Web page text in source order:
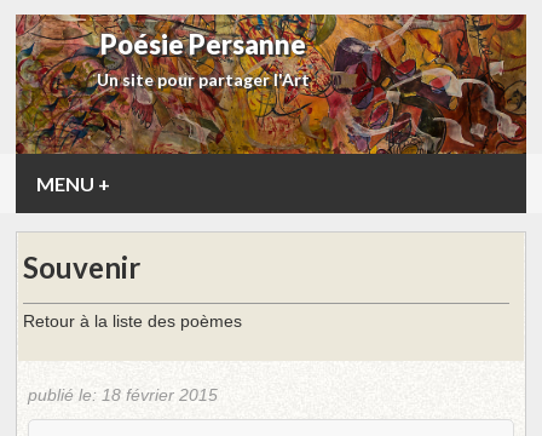
Poésie Persanne
Un site pour partager l'Art
MENU +
Souvenir
Retour à la liste des poèmes
publié le: 18 février 2015